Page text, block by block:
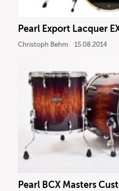
Pearl Export Lacquer
Christoph Behm 15.08.2014
Pearl BCX Masters